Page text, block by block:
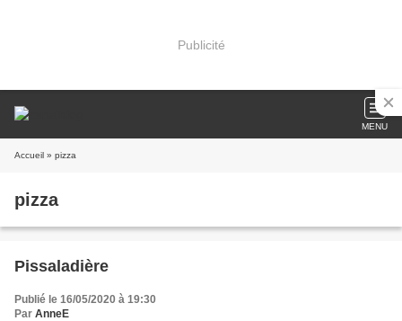
Publicité
MENU
Accueil » pizza
pizza
Pissaladière
Publié le 16/05/2020 à 19:30
Par AnneE